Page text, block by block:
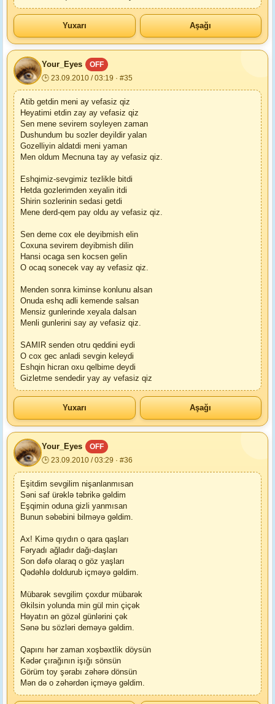
Yuxarı Aşağı
Your_Eyes
OFF
🕒 23.09.2010 / 03:19 · #35
Atib getdin meni ay vefasiz qiz
Heyatimi etdin zay ay vefasiz qiz
Sen mene sevirem soyleyen zaman
Dushundum bu sozler deyildir yalan
Gozelliyin aldatdi meni yaman
Men oldum Mecnuna tay ay vefasiz qiz.
Eshqimiz-sevgimiz tezlikle bitdi
Hetda gozlerimden xeyalin itdi
Shirin sozlerinin sedasi getdi
Mene derd-qem pay oldu ay vefasiz qiz.
Sen deme cox ele deyibmish elin
Coxuna sevirem deyibmish dilin
Hansi ocaga sen kocsen gelin
O ocaq sonecek vay ay vefasiz qiz.
Menden sonra kiminse konlunu alsan
Onuda eshq adli kemende salsan
Mensiz gunlerinde xeyala dalsan
Menli gunlerini say ay vefasiz qiz.
SAMIR senden otru qeddini eydi
O cox gec anladi sevgin keleydi
Eshqin hicran oxu qelbime deydi
Gizletme sendedir yay ay vefasiz qiz
Yuxarı Aşağı
Your_Eyes
OFF
🕒 23.09.2010 / 03:29 · #36
Eşitdim sevgilim nişanlanmısan
Səni saf ürəklə təbrikə gəldim
Eşqimin oduna gizli yanmısan
Bunun səbəbini bilməyə gəldim.
Ax! Kimə qıydın o qara qaşları
Fəryadı ağladır dağı-daşları
Son dəfə olaraq o göz yaşları
Qədəhlə doldurub içməyə gəldim.
Mübarək sevgilim çoxdur mübarək
Əkilsin yolunda min gül min çiçək
Həyatın ən gözəl günlərini çək
Sənə bu sözləri deməyə gəldim.
Qapını hər zaman xoşbəxtlik döysün
Kədər çırağının işığı sönsün
Görüm toy şərabı zəhərə dönsün
Mən də o zəhərdən içməyə gəldim.